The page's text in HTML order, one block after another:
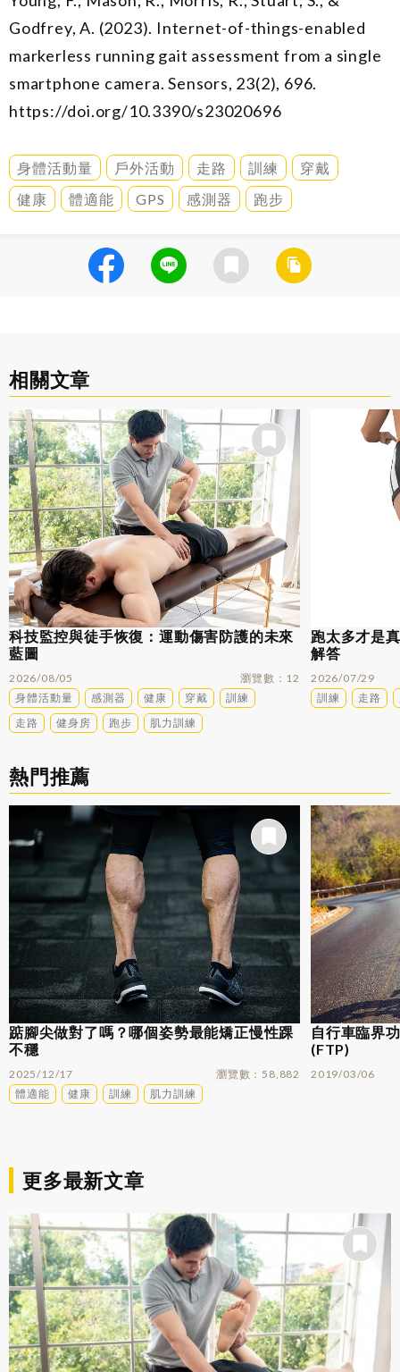
Godfrey, A. (2023). Internet-of-things-enabled
markerless running gait assessment from a single
smartphone camera. Sensors, 23(2), 696.
https://doi.org/10.3390/s23020696
身體活動量 戶外活動 走路 訓練
穿戴
健康
體適能 GPS 感測器 跑步
相關文章
科技監控與徒手恢復：運動傷害防護的未來
藍圖
2026/08/05 瀏覽數
12
身體活動量
感測器 健康 穿戴
訓練
走路
健身房 跑步 肌力訓練
跑太多才是
解答
2026/07/29
訓練
走路
熱門推薦
踮腳尖做對了嗎？哪個姿勢最能矯正慢性踝
不穩
2025/12/17 瀏覽數
58,882
體適能
健康 訓練 肌力訓練
自行車臨界
(FTP)
2019/03/06
更多最新文章